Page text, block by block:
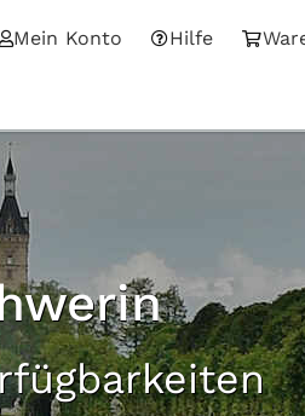
Mein Konto Hilfe